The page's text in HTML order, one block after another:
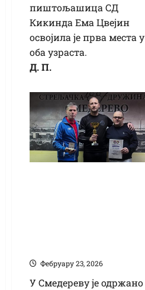
пиштољашица СД
Кикинда Ема Цвејин
освојила је прва места у
оба узраста.
Д. П.
Фебруарy 23, 2026
У Смедереву је одржано